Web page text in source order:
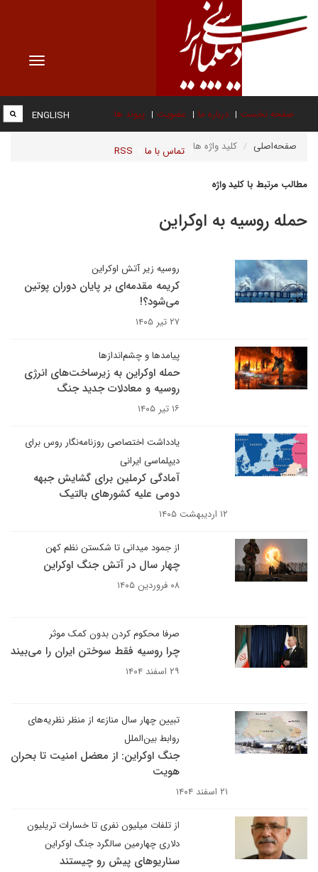
Toggle
صفحه نخست درباره ما عضویت پیوند ها
تماس با ما RSS
ENGLISH
صفحه‌اصلی کلید واژه ها
مطالب مرتبط با کلید واژه
حمله روسیه به اوکراین
روسیه زیر آتش اوکراین
کریمه مقدمه‌ای بر پایان دوران پوتین
می‌شود؟!
۲۷ تیر ۱۴۰۵
پیامدها و چشم‌اندازها
حمله اوکراین به زیرساخت‌های انرژی
روسیه و معادلات جدید جنگ
۱۶ تیر ۱۴۰۵
یادداشت اختصاصی روزنامه‌نگار روس برای
دیپلماسی ایرانی
آمادگی کرملین برای گشایش جبهه
دومی علیه کشورهای بالتیک
۱۲ اردیبهشت ۱۴۰۵
از جمود میدانی تا شکستن نظم کهن
چهار سال در آتش جنگ اوکراین
۰۸ فروردین ۱۴۰۵
صرفا محکوم کردن بدون کمک موثر
چرا روسیه فقط سوختن ایران را می‌بیند
۲۹ اسفند ۱۴۰۴
تبیین چهار سال منازعه از منظر نظریه‌های
روابط بین‌الملل
جنگ اوکراین: از معضل امنیت تا بحران
هویت
۲۱ اسفند ۱۴۰۴
از تلفات میلیون نفری تا خسارات تریلیون
دلاری چهارمین سالگرد جنگ اوکراین
سناریوهای پیش رو چیستند